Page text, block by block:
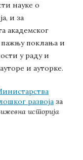
науке о
и за
академског
пажњу поклања и
у раду и
и ауторке.
развоја за
историја